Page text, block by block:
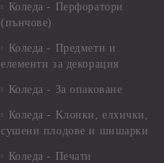
Коледа - Перфоратори
(пънчове)
Коледа - Предмети и
елементи за декорация
Коледа - За опаковане
Коледа - Kлонки, елхички,
сушени плодове и шишарки
Коледа - Печати